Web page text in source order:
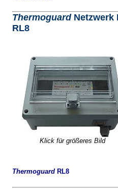
ThermoguardNetzwerk
RL8
Klick für größeres Bild
Thermoguard RL8